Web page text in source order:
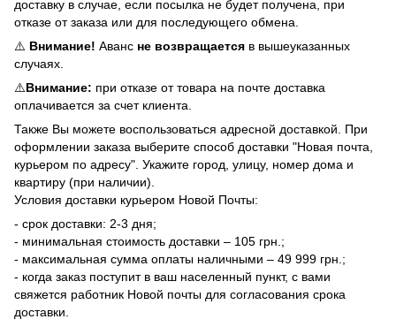
доставку в случае, если посылка не будет получена, при
отказе от заказа или для последующего обмена.
⚠️ Внимание! Аванс не возвращается в вышеуказанных
случаях.
⚠️Внимание: при отказе от товара на почте доставка
оплачивается за счет клиента.
Также Вы можете воспользоваться адресной доставкой. При
оформлении заказа выберите способ доставки "Новая почта,
курьером по адресу". Укажите город, улицу, номер дома и
квартиру (при наличии).
Условия доставки курьером Новой Почты:
- срок доставки: 2-3 дня;
- минимальная стоимость доставки – 105 грн.;
- максимальная сумма оплаты наличными – 49 999 грн.;
- когда заказ поступит в ваш населенный пункт, с вами
свяжется работник Новой почты для согласования срока
доставки.